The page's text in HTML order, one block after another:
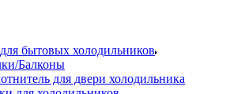
бытовых холодильников
Балконы
для двери холодильника